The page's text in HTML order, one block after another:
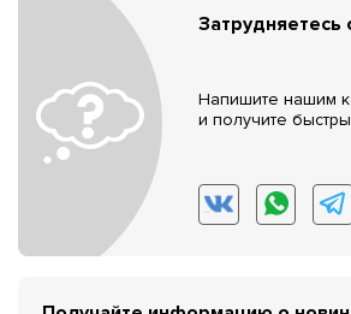
Затрудняетесь
Напишите нашим
и получите